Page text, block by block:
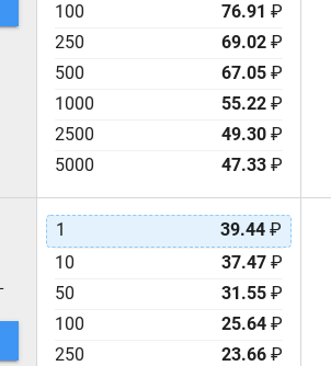
100
76.91 ₽
250
69.02 ₽
500
67.05 ₽
1000
55.22 ₽
2500
49.30 ₽
5000
47.33 ₽
1 39.44 ₽
10
37.47 ₽
50
31.55 ₽
100
25.64 ₽
250
23.66 ₽